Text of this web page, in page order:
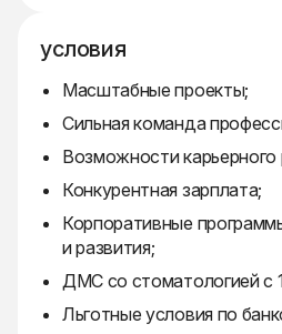
условия
Масштабные проекты;
Сильная команда
Возможности карьерного
Конкурентная зарплата;
Корпоративные
и развития;
ДМС со стоматологией с
Льготные условия по